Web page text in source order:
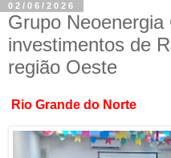
02/06/2026
Grupo
investimentos de
região Oeste
Rio Grande do Norte